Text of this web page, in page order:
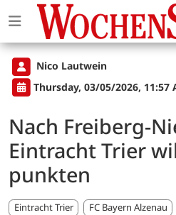
Nico Lautwein
Thursday, 03/05/2026, 11:57
Nach Freiberg-
Eintracht Trier
punkten
Eintracht Trier FC Bayern Alzenau